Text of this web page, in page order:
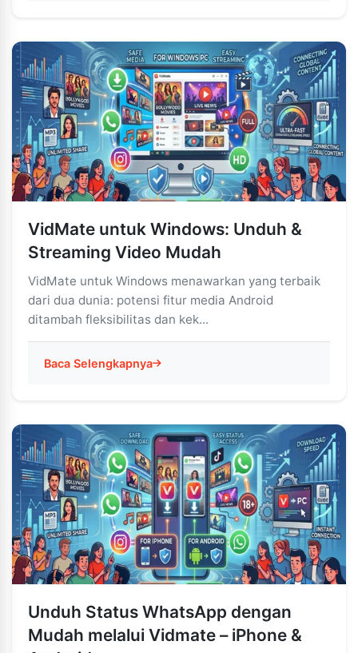
VidMate untuk Windows: Unduh &
Streaming Video Mudah
VidMate untuk Windows menawarkan yang terbaik
dari dua dunia: potensi fitur media Android
ditambah fleksibilitas dan kek...
Baca Selengkapnya
Unduh Status WhatsApp dengan
Mudah melalui Vidmate – iPhone &